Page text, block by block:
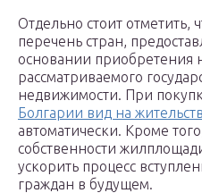
Отдельно стоит отметить,
перечень стран,
основании приобретения
рассматриваемого
недвижимости. При
Болгарии вид на
автоматически. Кроме
собственности
ускорить процесс
граждан в будущем.